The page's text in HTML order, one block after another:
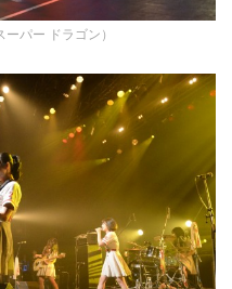
パー ドラゴン）